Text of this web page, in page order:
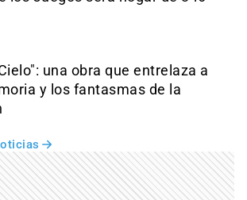
una obra que entrelaza a
y los fantasmas de la